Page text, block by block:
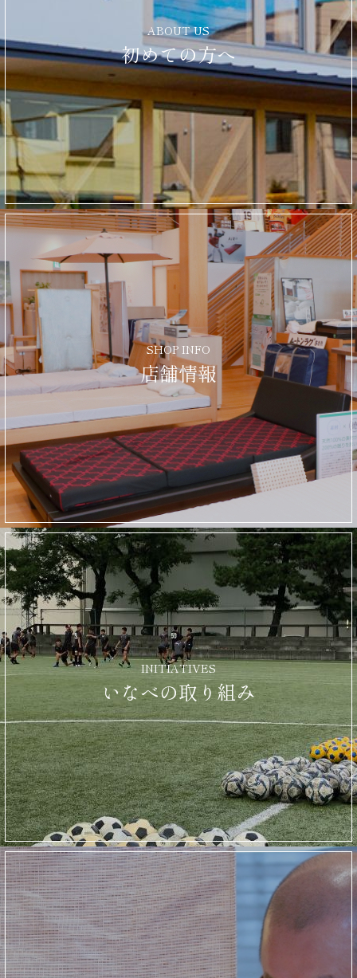
ABOUT US
初めての方へ
SHOP INFO
店舗情報
INITIATIVES
いなべの取り組み